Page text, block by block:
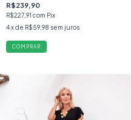
R$239,90
R$227,91 com Pix
4x de R$59,98 sem juros
COMPRAR